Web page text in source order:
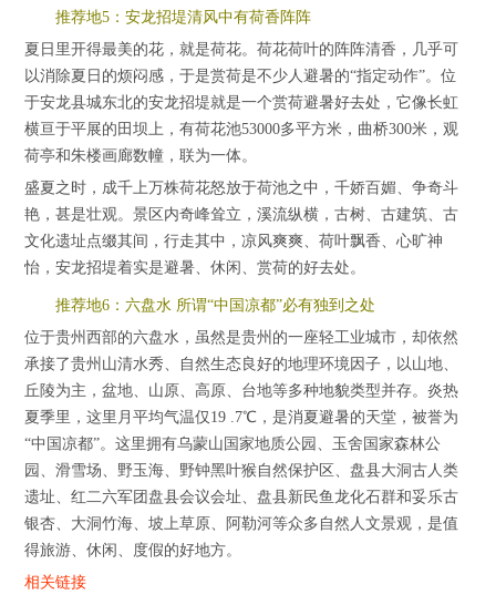
推荐地5：安龙招堤清风中有荷香阵阵
夏日里开得最美的花，就是荷花。荷花荷叶的阵阵清香，几乎可
以消除夏日的烦闷感，于是赏荷是不少人避暑的“指定动作”。位
于安龙县城东北的安龙招堤就是一个赏荷避暑好去处，它像长虹
横亘于平展的田坝上，有荷花池53000多平方米，曲桥300米，观
荷亭和朱楼画廊数幢，联为一体。
盛夏之时，成千上万株荷花怒放于荷池之中，千娇百媚、争奇斗
艳，甚是壮观。景区内奇峰耸立，溪流纵横，古树、古建筑、古
文化遗址点缀其间，行走其中，凉风爽爽、荷叶飘香、心旷神
怡，安龙招堤着实是避暑、休闲、赏荷的好去处。
推荐地6：六盘水 所谓“中国凉都”必有独到之处
位于贵州西部的六盘水，虽然是贵州的一座轻工业城市，却依然
承接了贵州山清水秀、自然生态良好的地理环境因子，以山地、
丘陵为主，盆地、山原、高原、台地等多种地貌类型并存。炎热
夏季里，这里月平均气温仅19 .7℃，是消夏避暑的天堂，被誉为
“中国凉都”。这里拥有乌蒙山国家地质公园、玉舍国家森林公
园、滑雪场、野玉海、野钟黑叶猴自然保护区、盘县大洞古人类
遗址、红二六军团盘县会议会址、盘县新民鱼龙化石群和妥乐古
银杏、大洞竹海、坡上草原、阿勒河等众多自然人文景观，是值
得旅游、休闲、度假的好地方。
相关链接